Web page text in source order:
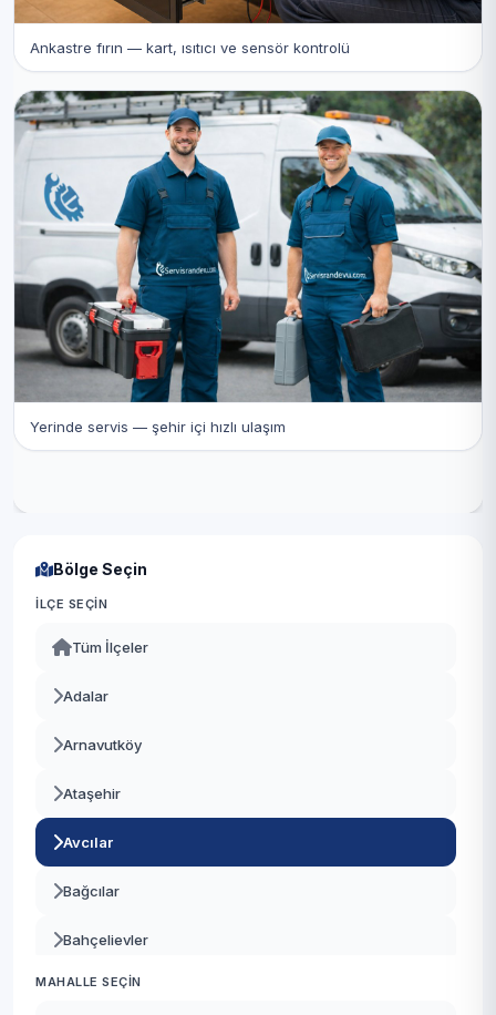
Ankastre fırın — kart, ısıtıcı ve sensör kontrolü
Yerinde servis — şehir içi hızlı ulaşım
Bölge Seçin
İLÇE SEÇIN
Tüm İlçeler
Adalar
Arnavutköy
Ataşehir
Avcılar
Bağcılar
Bahçelievler
Bakırköy
MAHALLE SEÇIN